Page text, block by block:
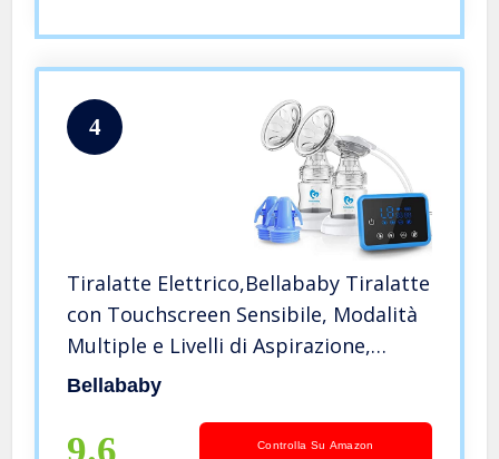
4
Tiralatte Elettrico,Bellababy Tiralatte
con Touchscreen Sensibile, Modalità
Multiple e Livelli di Aspirazione,
Portatile, Vieni con flangia da 24mm
Bellababy
Controlla Su Amazon